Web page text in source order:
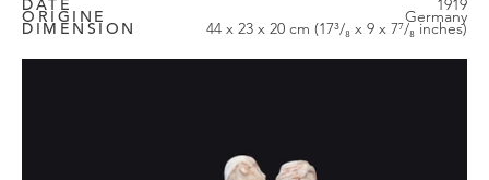
DATE 1919
ORIGINE Germany
DIMENSION 44 x 23 x 20 cm (17³/₈ x 9 x 7⁷/₈ inches)